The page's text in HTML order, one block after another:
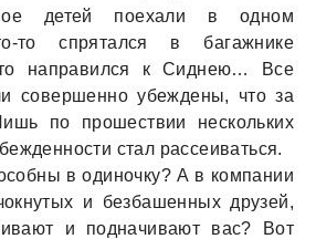
детей поехали в одном
то спрятался в багажнике
то направился к Сиднею… Все
совершенно убеждены, что за
по прошествии нескольких
стал рассеиваться.
в одиночку? А в компании
и безбашенных друзей,
и подначивают вас? Вот